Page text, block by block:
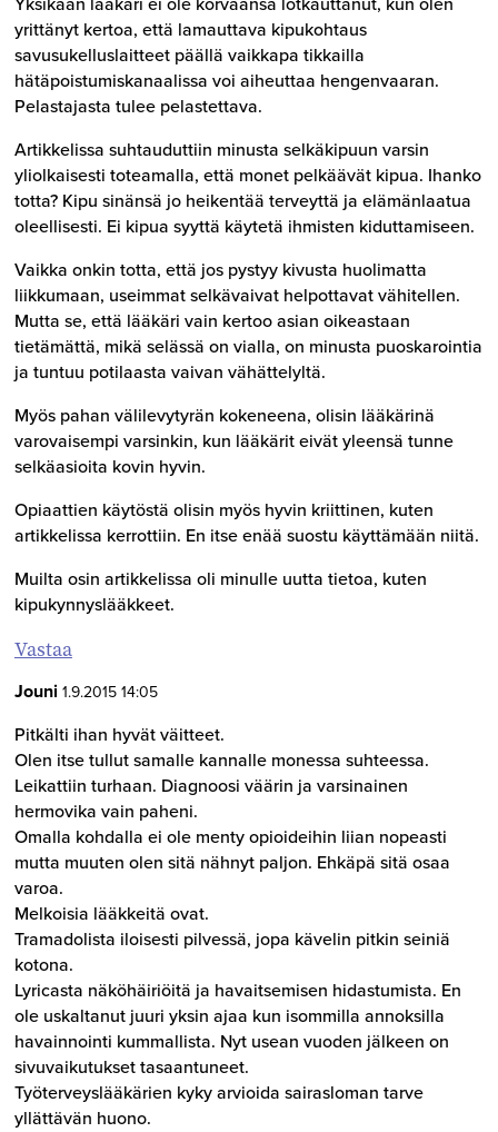
Yksikään lääkäri ei ole korvaansa lotkauttanut, kun olen
yrittänyt kertoa, että lamauttava kipukohtaus
savusukelluslaitteet päällä vaikkapa tikkailla
hätäpoistumiskanaalissa voi aiheuttaa hengenvaaran.
Pelastajasta tulee pelastettava.
Artikkelissa suhtauduttiin minusta selkäkipuun varsin
yliolkaisesti toteamalla, että monet pelkäävät kipua. Ihanko
totta? Kipu sinänsä jo heikentää terveyttä ja elämänlaatua
oleellisesti. Ei kipua syyttä käytetä ihmisten kiduttamiseen.
Vaikka onkin totta, että jos pystyy kivusta huolimatta
liikkumaan, useimmat selkävaivat helpottavat vähitellen.
Mutta se, että lääkäri vain kertoo asian oikeastaan
tietämättä, mikä selässä on vialla, on minusta puoskarointia
ja tuntuu potilaasta vaivan vähättelyltä.
Myös pahan välilevytyrän kokeneena, olisin lääkärinä
varovaisempi varsinkin, kun lääkärit eivät yleensä tunne
selkäasioita kovin hyvin.
Opiaattien käytöstä olisin myös hyvin kriittinen, kuten
artikkelissa kerrottiin. En itse enää suostu käyttämään niitä.
Muilta osin artikkelissa oli minulle uutta tietoa, kuten
kipukynnyslääkkeet.
Vastaa
Jouni 1.9.2015 14:05
Pitkälti ihan hyvät väitteet.
Olen itse tullut samalle kannalle monessa suhteessa.
Leikattiin turhaan. Diagnoosi väärin ja varsinainen
hermovika vain paheni.
Omalla kohdalla ei ole menty opioideihin liian nopeasti
mutta muuten olen sitä nähnyt paljon. Ehkäpä sitä osaa
varoa.
Melkoisia lääkkeitä ovat.
Tramadolista iloisesti pilvessä, jopa kävelin pitkin seiniä
kotona.
Lyricasta näköhäiriöitä ja havaitsemisen hidastumista. En
ole uskaltanut juuri yksin ajaa kun isommilla annoksilla
havainnointi kummallista. Nyt usean vuoden jälkeen on
sivuvaikutukset tasaantuneet.
Työterveyslääkärien kyky arvioida sairasloman tarve
yllättävän huono.